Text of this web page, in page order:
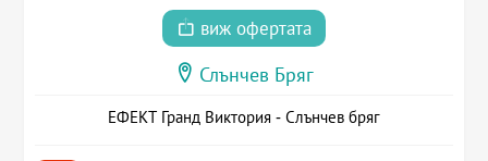
виж офертата
Слънчев Бряг
ЕФЕКТ Гранд Виктория - Слънчев бряг